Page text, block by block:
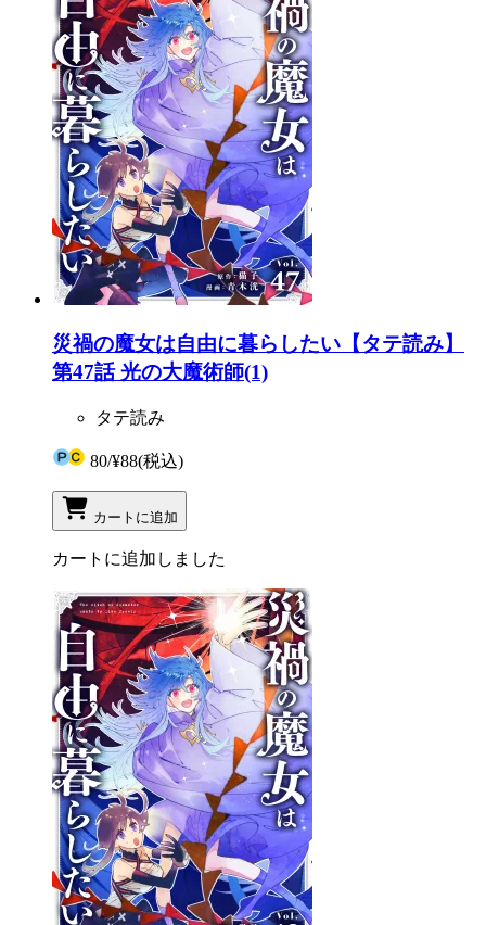
災禍の魔女は自由に暮らしたい【タテ読み】
第47話 光の大魔術師(1)
タテ読み
80/¥88(税込)
カートに追加
カートに追加しました